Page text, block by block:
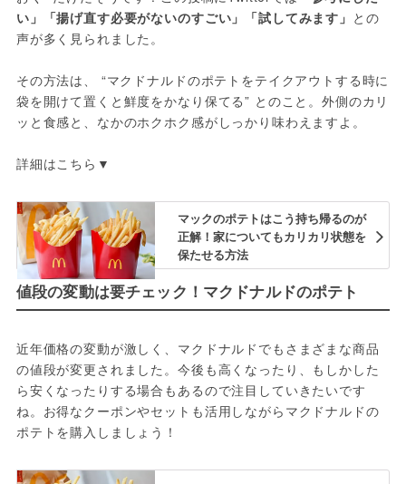
い」「揚げ直す必要がないのすごい」「試してみます」 との
声が多く見られました。
その方法は、 “マクドナルドのポテトをテイクアウトする時に
袋を開けて置くと鮮度をかなり保てる” とのこと。外側のカリ
ッと食感と、なかのホクホク感がしっかり味わえますよ。
詳細はこちら▼
マックのポテトはこう持ち帰るのが
正解！家についてもカリカリ状態を
保たせる方法
値段の変動は要チェック！マクドナルドのポテト
近年価格の変動が激しく、マクドナルドでもさまざまな商品
の値段が変更されました。今後も高くなったり、もしかした
ら安くなったりする場合もあるので注目していきたいです
ね。お得なクーポンやセットも活用しながらマクドナルドの
ポテトを購入しましょう！